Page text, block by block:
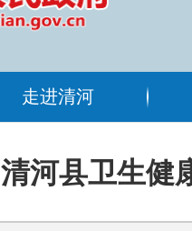
走进清河
清河县卫生健